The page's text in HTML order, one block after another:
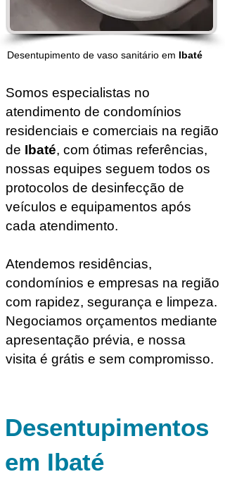
Desentupimento de vaso sanitário em Ibaté
Somos especialistas no
atendimento de condomínios
residenciais e comerciais na região
de Ibaté, com ótimas referências,
nossas equipes seguem todos os
protocolos de desinfecção de
veículos e equipamentos após
cada atendimento.
Atendemos residências,
condomínios e empresas na região
com rapidez, segurança e limpeza.
Negociamos orçamentos mediante
apresentação prévia, e nossa
visita é grátis e sem compromisso.
Desentupimentos
em Ibaté